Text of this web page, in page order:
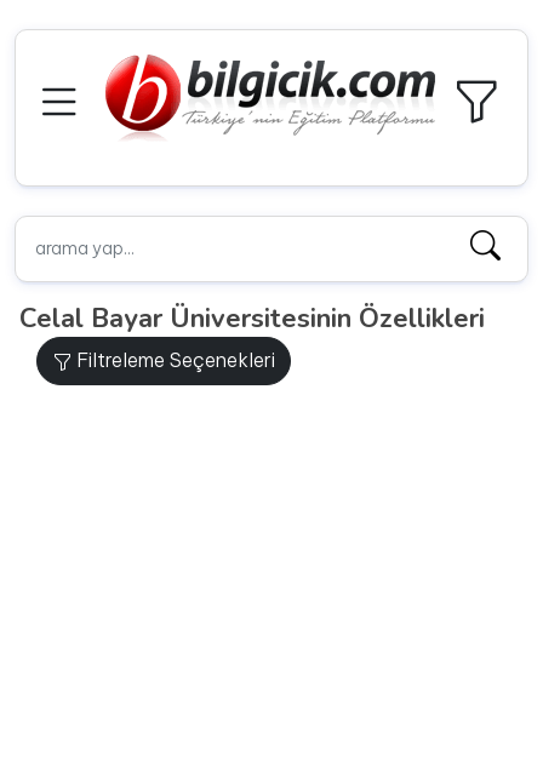
Celal Bayar Üniversitesinin Özellikleri
Filtreleme Seçenekleri